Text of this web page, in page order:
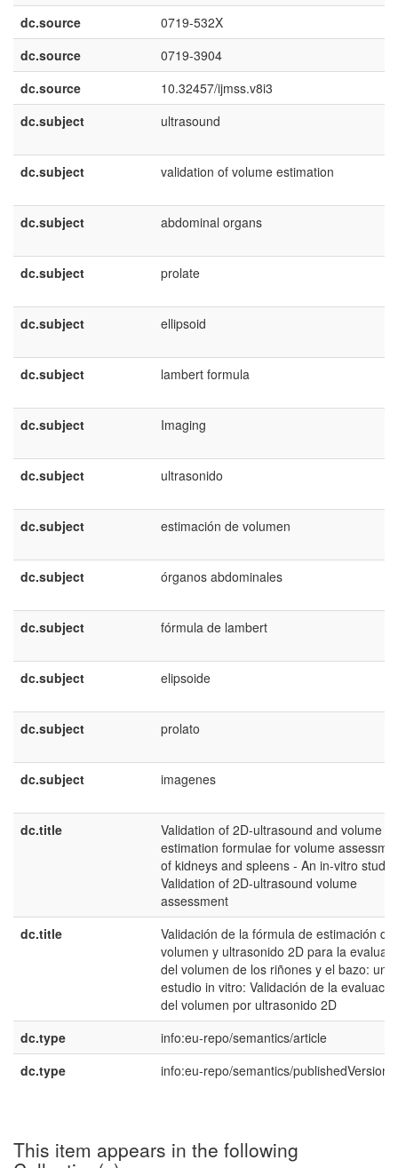
dc.source
0719-532X
dc.source
0719-3904
dc.source
10.32457/ijmss.v8i3
dc.subject
ultrasound
dc.subject validation of volume estimation
dc.subject abdominal organs
dc.subject prolate
dc.subject ellipsoid
dc.subject lambert formula
dc.subject Imaging
dc.subject ultrasonido
dc.subject estimación de volumen
dc.subject órganos abdominales
dc.subject fórmula de lambert
dc.subject elipsoide
dc.subject prolato
dc.subject imagenes
dc.title
Validation of 2D-ultrasound and volume
estimation formulae for volume
of kidneys and spleens - An in-vitro study :
Validation of 2D-ultrasound volume
assessment
dc.title
Validación de la fórmula de estimación de
volumen y ultrasonido 2D para la
del volumen de los riñones y el bazo: un
estudio in vitro: Validación de la
del volumen por ultrasonido 2D
dc.type
info:eu-repo/semantics/article
dc.type
info:eu-repo/semantics/publishedVersion
This item appears in the following